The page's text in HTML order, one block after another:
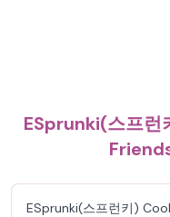
ESprunki(스프
ESprunki(스프런키)